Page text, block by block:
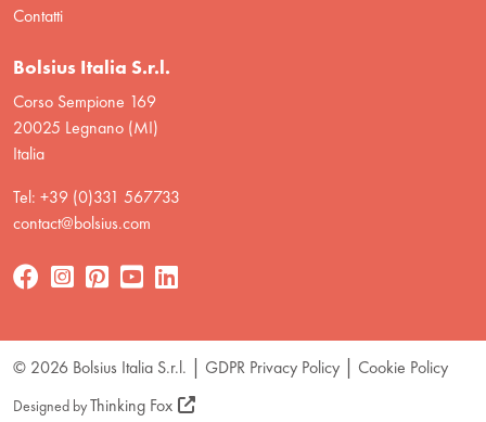
Contatti
Bolsius Italia S.r.l.
Corso Sempione 169
20025 Legnano (MI)
Italia
Tel: +39 (0)331 567733
contact@bolsius.com
© 2026 Bolsius Italia S.r.l. GDPR Privacy Policy Cookie Policy
Designed byThinking Fox